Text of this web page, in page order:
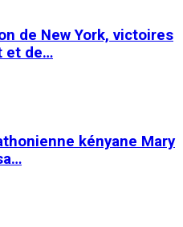
de New York, victoires
et de…
kényane Mary